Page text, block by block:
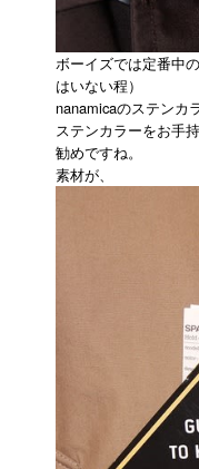
ボーイズでは定番中
はいない程）
nanamicaのステンカ
ステンカラーをお手
勧めですね。
素材が、